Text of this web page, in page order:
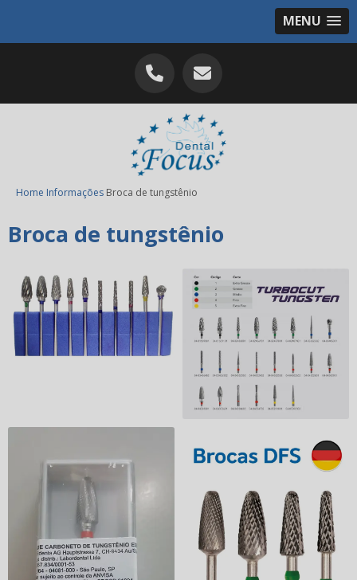
MENU
Home Informações Broca de tungstênio
Broca de tungstênio